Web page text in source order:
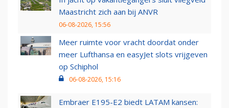
Maastricht zich aan bij ANVR
06-08-2026, 15:56
Meer ruimte voor vracht doordat onder
meer Lufthansa en easyJet slots vrijgeven
op Schiphol
06-08-2026, 15:16
Embraer E195-E2 biedt LATAM kansen: